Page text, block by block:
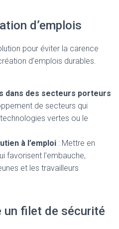
d’emplois
pour éviter la carence
d’emplois durables.
dans des secteurs porteurs
de secteurs qui
vertes ou le
à l’emploi : Mettre en
favorisent l’embauche,
et les travailleurs
un filet de sécurité